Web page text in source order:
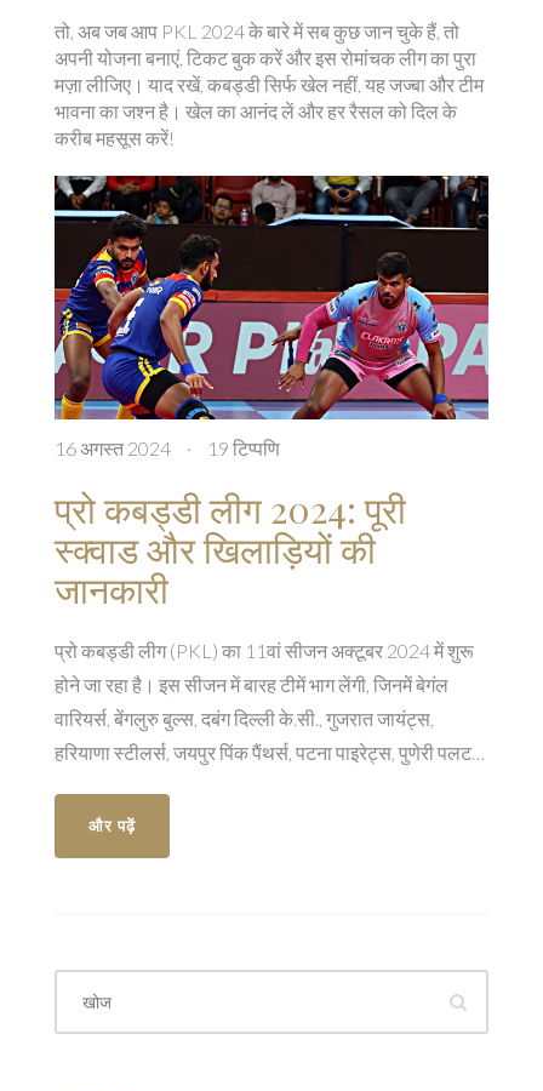
तो, अब जब आप PKL 2024 के बारे में सब कुछ जान चुके हैं, तो
अपनी योजना बनाएं, टिकट बुक करें और इस रोमांचक लीग का पुरा
मज़ा लीजिए। याद रखें, कबड्डी सिर्फ खेल नहीं, यह जज्बा और टीम
भावना का जश्न है। खेल का आनंद लें और हर रैसल को दिल के
करीब महसूस करें!
16 अगस्त 2024 · 19 टिप्पणि
प्रो कबड्डी लीग 2024: पूरी
स्क्वाड और खिलाड़ियों की
जानकारी
प्रो कबड्डी लीग (PKL) का 11वां सीजन अक्टूबर 2024 में शुरू
होने जा रहा है। इस सीजन में बारह टीमें भाग लेंगी, जिनमें बेगंल
वारियर्स, बेंगलुरु बुल्स, दबंग दिल्ली के.सी., गुजरात जायंट्स,
हरियाणा स्टीलर्स, जयपुर पिंक पैंथर्स, पटना पाइरेट्स, पुणेरी पलटन,
जयपुर पिंक पैंथर्स डिफेंडिंग चैंपियन हैं।
और पढ़ें